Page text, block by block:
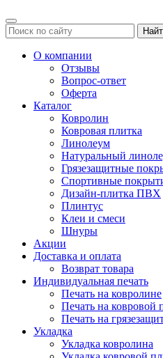
О компании
Отзывы
Вопрос-ответ
Оферта
Каталог
Ковролин
Ковровая плитка
Линолеум
Натуральный
Грязезащитные
Спортивные
Дизайн-плитка ПВХ
Плинтус
Клеи и смеси
Шнуры
Акции
Доставка и оплата
Возврат товара
Индивидуальная печать
Печать на ковролине
Печать на ковровой
Печать на
Укладка
Укладка ковролина